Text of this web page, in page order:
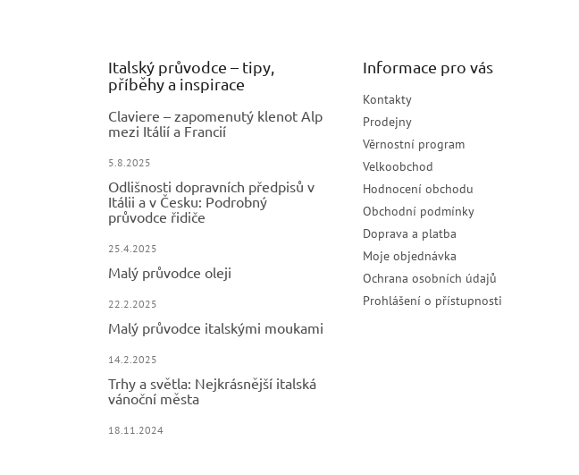
Italský průvodce – tipy,
příběhy a inspirace
Claviere – zapomenutý klenot Alp
mezi Itálií a Francií
5.8.2025
Odlišnosti dopravních předpisů v
Itálii a v Česku: Podrobný
průvodce řidiče
25.4.2025
Malý průvodce oleji
22.2.2025
Malý průvodce italskými moukami
14.2.2025
Trhy a světla: Nejkrásnější italská
vánoční města
18.11.2024
Informace pro vás
Kontakty
Prodejny
Věrnostní program
Velkoobchod
Hodnocení obchodu
Obchodní podmínky
Doprava a platba
Moje objednávka
Ochrana osobních údajů
Prohlášení o přístupnosti